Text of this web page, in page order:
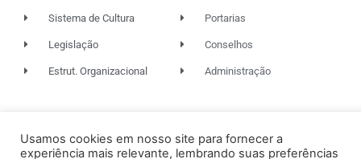
Sistema de Cultura
Legislação
Estrut. Organizacional
Portarias
Conselhos
Administração
Usamos cookies em nosso site para fornecer a
experiência mais relevante, lembrando suas preferências